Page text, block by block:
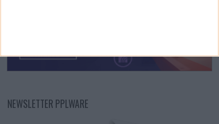
NEWSLETTER PPLWARE